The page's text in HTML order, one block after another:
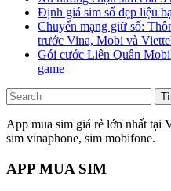
Định giá sim số đẹp liệu
Chuyển mạng giữ số:
trước Vina, Mobi và
Gói cước Liên Quân
game
App mua sim giá rẻ lớn nhất tại
sim vinaphone, sim mobifone.
APP MUA SIM